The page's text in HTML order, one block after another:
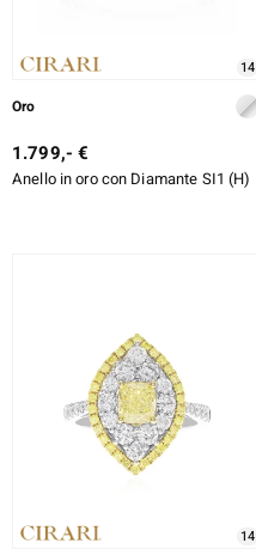
14
Oro
1.799,- €
Anello in oro con Diamante SI1 (H)
14